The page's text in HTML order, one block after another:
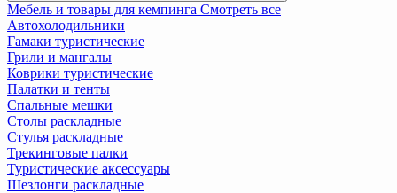
Мебель и товары для кемпинга Смотреть все
Автохолодильники
Гамаки туристические
Грили и мангалы
Коврики туристические
Палатки и тенты
Спальные мешки
Столы раскладные
Стулья раскладные
Трекинговые палки
Туристические аксессуары
Шезлонги раскладные